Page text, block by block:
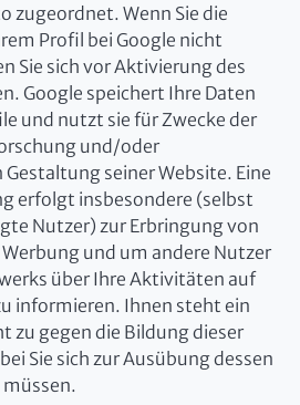
zugeordnet. Wenn Sie die
Profil bei Google nicht
Sie sich vor Aktivierung des
Google speichert Ihre Daten
und nutzt sie für Zwecke der
und/oder
seiner Website. Eine
erfolgt insbesondere (selbst
Nutzer) zur Erbringung von
und um andere Nutzer
über Ihre Aktivitäten auf
informieren. Ihnen steht ein
zu gegen die Bildung dieser
Sie sich zur Ausübung dessen
müssen.